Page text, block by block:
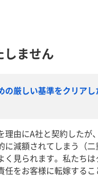
しません
の厳しい基準をクリアし
理由にA社と契約したが
減額されてしまう（二
く見られます。私たちは
をお客様に転嫁するこ